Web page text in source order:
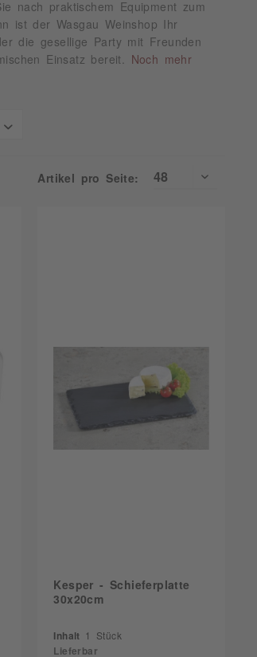
nach praktischem Equipment zum
ist der Wasgau Weinshop Ihr
die gesellige Party mit Freunden
Einsatz bereit.
Noch mehr
Artikel pro Seite:
Kesper - Schieferplatte
30x20cm
Inhalt 1 Stück
Lieferbar